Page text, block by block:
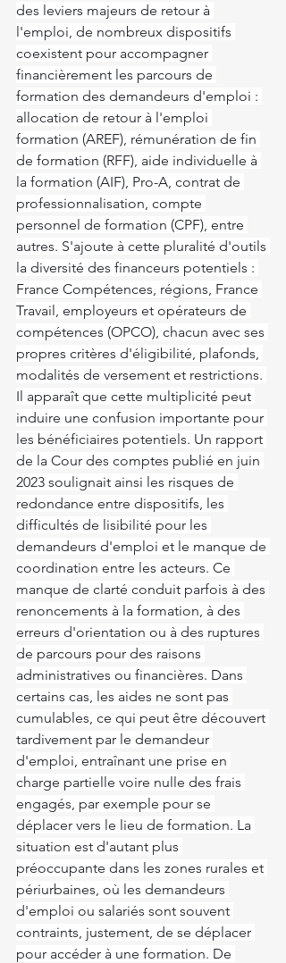
des leviers majeurs de retour à
l'emploi, de nombreux dispositifs
coexistent pour accompagner
financièrement les parcours de
formation des demandeurs d'emploi :
allocation de retour à l'emploi
formation (AREF), rémunération de fin
de formation (RFF), aide individuelle à
la formation (AIF), Pro-A, contrat de
professionnalisation, compte
personnel de formation (CPF), entre
autres. S'ajoute à cette pluralité d'outils
la diversité des financeurs potentiels :
France Compétences, régions, France
Travail, employeurs et opérateurs de
compétences (OPCO), chacun avec ses
propres critères d'éligibilité, plafonds,
modalités de versement et restrictions.
Il apparaît que cette multiplicité peut
induire une confusion importante pour
les bénéficiaires potentiels. Un rapport
de la Cour des comptes publié en juin
2023 soulignait ainsi les risques de
redondance entre dispositifs, les
difficultés de lisibilité pour les
demandeurs d'emploi et le manque de
coordination entre les acteurs. Ce
manque de clarté conduit parfois à des
renoncements à la formation, à des
erreurs d'orientation ou à des ruptures
de parcours pour des raisons
administratives ou financières. Dans
certains cas, les aides ne sont pas
cumulables, ce qui peut être découvert
tardivement par le demandeur
d'emploi, entraînant une prise en
charge partielle voire nulle des frais
engagés, par exemple pour se
déplacer vers le lieu de formation. La
situation est d'autant plus
préoccupante dans les zones rurales et
périurbaines, où les demandeurs
d'emploi ou salariés sont souvent
contraints, justement, de se déplacer
pour accéder à une formation. De